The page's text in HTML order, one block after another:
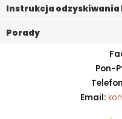
Instrukcja odzyskiwania
Porady
Pon-
Email: